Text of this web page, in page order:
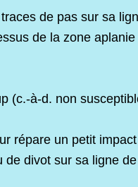
de pas sur sa
de la zone
(c.-à-d. non
répare un petit
de divot sur sa ligne